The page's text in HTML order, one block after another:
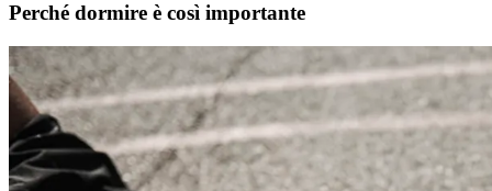
Perché dormire è così importante